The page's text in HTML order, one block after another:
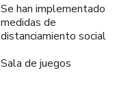
Se han implementado
medidas de
distanciamiento social
Sala de juegos